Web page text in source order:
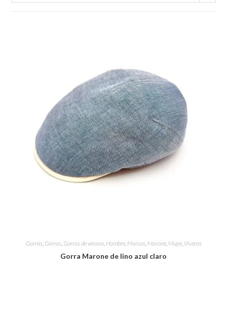
Gorras Gorras Gorras de verano, Hombre, Marcas Marone, Mujer, Viseras
Gorra Marone de lino azul claro